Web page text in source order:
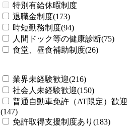
特別有給休暇制度
退職金制度(173)
時短勤務制度(94)
人間ドック等の健康診断(75)
食堂、昼食補助制度(26)
業界未経験歓迎(216)
社会人未経験歓迎(150)
普通自動車免許（AT限定）歓迎
(147)
免許取得支援制度あり(183)